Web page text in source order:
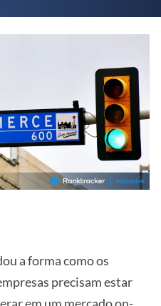
a forma como os
precisam estar